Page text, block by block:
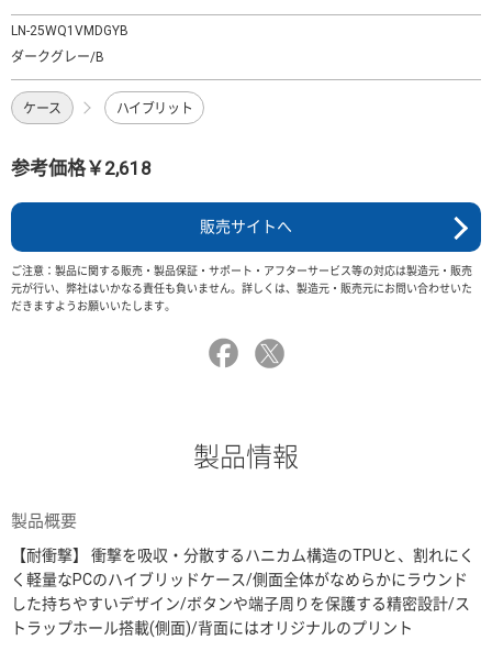
LN-25WQ1VMDGYB
ダークグレー/B
ケース ハイブリット
参考価格￥2,618
販売サイトへ
ご注意：製品に関する販売・製品保証・サポート・アフターサービス等の対応は製造元・販売
元が行い、弊社はいかなる責任も負いません。詳しくは、製造元・販売元にお問い合わせいた
だきますようお願いいたします。
製品情報
製品概要
【耐衝撃】 衝撃を吸収・分散するハニカム構造のTPUと、割れにく
く軽量なPCのハイブリッドケース/側面全体がなめらかにラウンド
した持ちやすいデザイン/ボタンや端子周りを保護する精密設計/ス
トラップホール搭載(側面)/背面にはオリジナルのプリント